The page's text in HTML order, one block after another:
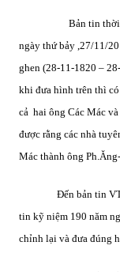
Bản tin
ngày thứ bảy ,27/11/
ghen (28-11-1820 –
khi đưa hình trên thì
cả hai ông Các Mác
được rằng các nhà
Mác thành ông
Đến bản tin
tin kỹ niệm 190 năm
chỉnh lại và đưa đúng